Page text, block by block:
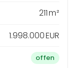
211 m²
1.998.000 EUR
offen